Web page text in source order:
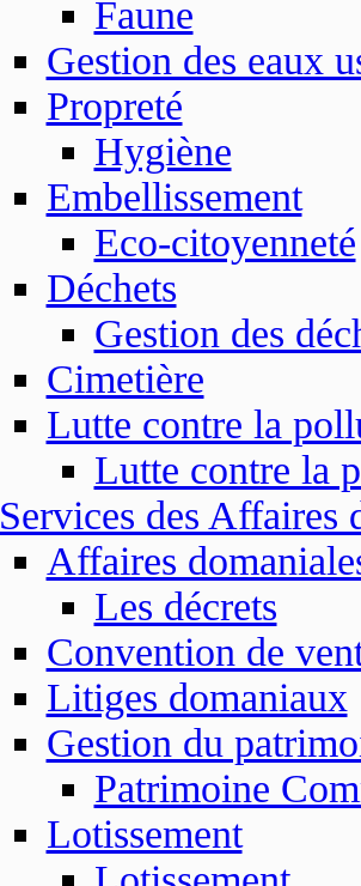
Faune
Gestion des eaux
Propreté
Hygiène
Embellissement
Eco-citoyenneté
Déchets
Gestion des
Cimetière
Lutte contre la
Lutte contre la
Services des Affaires
Affaires
Les décrets
Convention de
Litiges domaniaux
Gestion du
Patrimoine
Lotissement